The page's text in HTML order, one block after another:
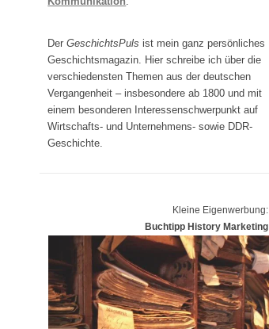
DerGeschichtsPuls ist mein ganz persönliches
Geschichtsmagazin. Hier schreibe ich über die
verschiedensten Themen aus der deutschen
Vergangenheit – insbesondere ab 1800 und mit
einem besonderen Interessenschwerpunkt auf
Wirtschafts- und Unternehmens- sowie DDR-
Geschichte.
Kleine Eigenwerbung:
Buchtipp History Marketing